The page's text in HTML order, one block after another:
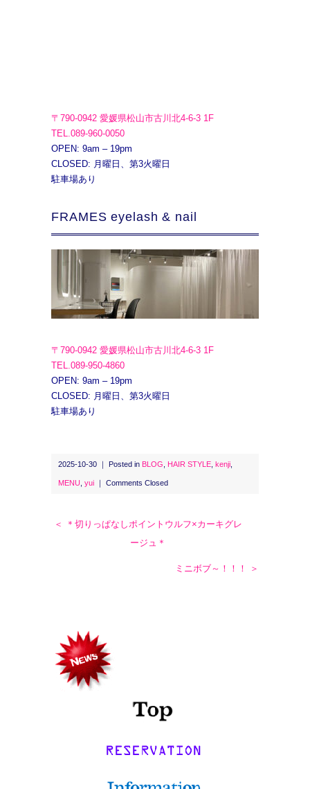
〒790-0942 愛媛県松山市古川北4-6-3 1F
TEL.089-960-0050
OPEN: 9am – 19pm
CLOSED: 月曜日、第3火曜日
駐車場あり
FRAMES eyelash & nail
〒790-0942 愛媛県松山市古川北4-6-3 1F
TEL.089-950-4860
OPEN: 9am – 19pm
CLOSED: 月曜日、第3火曜日
駐車場あり
2025-10-30 ｜ Posted in BLOG HAIR STYLE kenji
MENU yui Comments Closed
＜ ＊切りっぱなしポイントウルフ×カーキグレ
ージュ＊
ミニボブ～！！！ ＞